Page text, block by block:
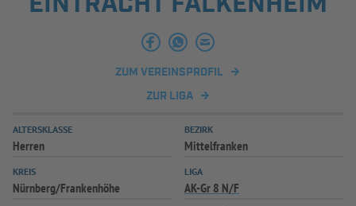
INFOTHEK SPIELPLUS
ZUM VEREINSPROFIL
ZUR LIGA
ALTERSKLASSE
Herren
BEZIRK
Mittelfranken
KREIS
Nürnberg/Frankenhöhe
LIGA
AK-Gr 8 N/F